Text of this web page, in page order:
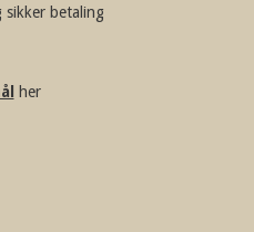
sikker betaling
her